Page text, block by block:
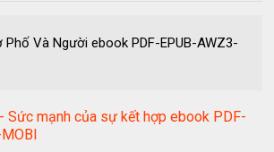
Và Người ebook PDF-EPUB-AWZ3-
Sức mạnh của sự kết hợp ebook PDF-